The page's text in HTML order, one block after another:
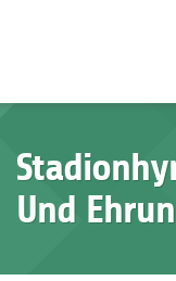
Und